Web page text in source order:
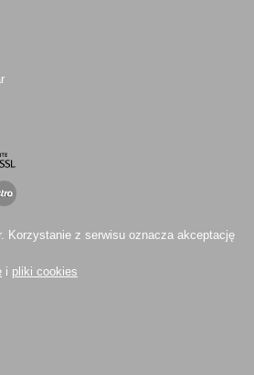
Korzystanie z serwisu oznacza akceptację
i pliki cookies